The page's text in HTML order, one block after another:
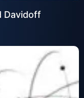
Davidoff